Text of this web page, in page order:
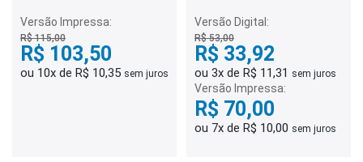
Versão Impressa:
R$ 115,00
R$ 103,50
ou 10x de R$ 10,35 sem juros
Versão Digital:
R$ 53,00
R$ 33,92
ou 3x de R$ 11,31 sem juros
Versão Impressa:
R$ 70,00
ou 7x de R$ 10,00 sem juros